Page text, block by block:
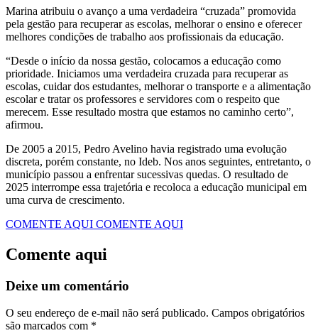
Marina atribuiu o avanço a uma verdadeira “cruzada” promovida
pela gestão para recuperar as escolas, melhorar o ensino e oferecer
melhores condições de trabalho aos profissionais da educação.
“Desde o início da nossa gestão, colocamos a educação como
prioridade. Iniciamos uma verdadeira cruzada para recuperar as
escolas, cuidar dos estudantes, melhorar o transporte e a alimentação
escolar e tratar os professores e servidores com o respeito que
merecem. Esse resultado mostra que estamos no caminho certo”,
afirmou.
De 2005 a 2015, Pedro Avelino havia registrado uma evolução
discreta, porém constante, no Ideb. Nos anos seguintes, entretanto, o
município passou a enfrentar sucessivas quedas. O resultado de
2025 interrompe essa trajetória e recoloca a educação municipal em
uma curva de crescimento.
COMENTE AQUI COMENTE AQUI
Comente aqui
Deixe um comentário
O seu endereço de e-mail não será publicado. Campos obrigatórios
são marcados com *